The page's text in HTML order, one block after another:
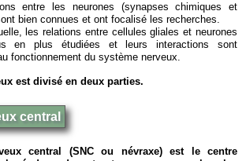
entre les neurones (synapses chimiques et
bien connues et ont focalisé les recherches.
les relations entre cellules gliales et neurones
en plus étudiées et leurs interactions sont
fonctionnement du système nerveux.
est divisé en deux parties.
central
central (SNC ou névraxe) est le centre